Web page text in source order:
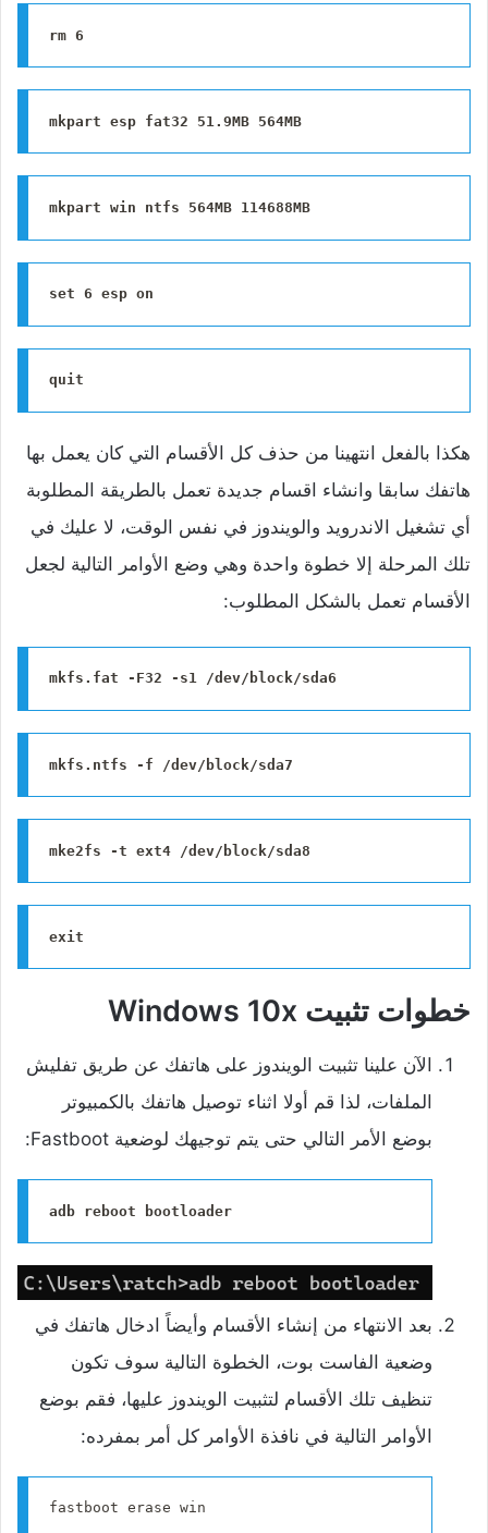
rm 6
mkpart esp fat32 51.9MB 564MB
mkpart win ntfs 564MB 114688MB
set 6 esp on
quit
هكذا بالفعل انتهينا من حذف كل الأقسام التي كان يعمل بها
هاتفك سابقا وانشاء اقسام جديدة تعمل بالطريقة المطلوبة
أي تشغيل الاندرويد والويندوز في نفس الوقت، لا عليك في
تلك المرحلة إلا خطوة واحدة وهي وضع الأوامر التالية لجعل
الأقسام تعمل بالشكل المطلوب:
mkfs.fat -F32 -s1 /dev/block/sda6
mkfs.ntfs -f /dev/block/sda7
mke2fs -t ext4 /dev/block/sda8
exit
خطوات تثبيت Windows 10x
‌الآن علينا تثبيت الويندوز على هاتفك عن طريق تفليش
الملفات، لذا قم أولا اثناء توصيل هاتفك بالكمبيوتر
بوضع الأمر التالي حتى يتم توجيهك لوضعية Fastboot:
adb reboot bootloader
‌بعد الانتهاء من إنشاء الأقسام وأيضاً ادخال هاتفك في
وضعية الفاست بوت، الخطوة التالية سوف تكون
تنظيف تلك الأقسام لتثبيت الويندوز عليها، فقم بوضع
الأوامر التالية في نافذة الأوامر كل أمر بمفرده:
fastboot erase win